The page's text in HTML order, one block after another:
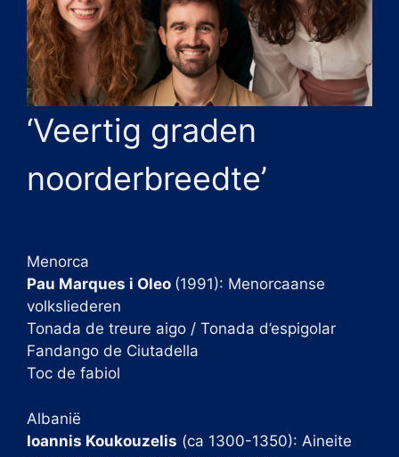
‘Veertig graden
noorderbreedte’
Menorca
Pau Marques i Oleo (1991): Menorcaanse
volksliederen
Tonada de treure aigo / Tonada d’espigolar
Fandango de Ciutadella
Toc de fabiol
Albanië
Ioannis Koukouzelis (ca 1300-1350): Aineite